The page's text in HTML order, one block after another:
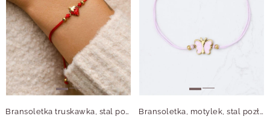
Bransoletka truskawka, stal pozłacana S110302Z03 Bransoletka, motylek, stal pozłacana, S110295Z00